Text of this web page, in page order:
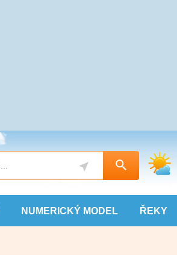
NUMERICKÝ MODEL ŘEKY